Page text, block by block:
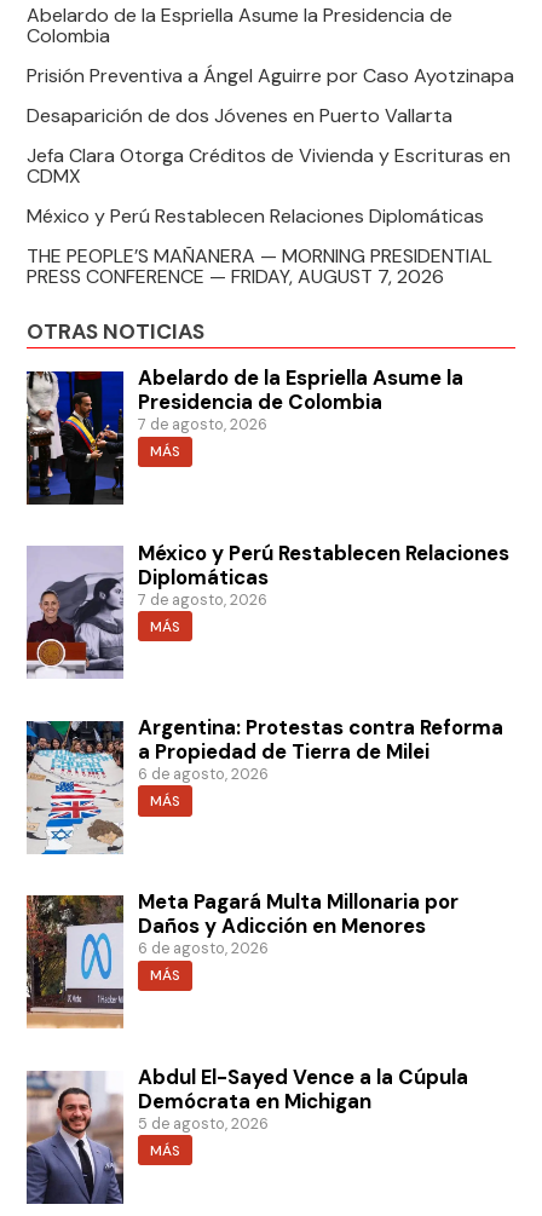
Abelardo de la Espriella Asume la Presidencia de
Colombia
Prisión Preventiva a Ángel Aguirre por Caso Ayotzinapa
Desaparición de dos Jóvenes en Puerto Vallarta
Jefa Clara Otorga Créditos de Vivienda y Escrituras en
CDMX
México y Perú Restablecen Relaciones Diplomáticas
THE PEOPLE’S MAÑANERA — MORNING PRESIDENTIAL
PRESS CONFERENCE — FRIDAY, AUGUST 7, 2026
OTRAS NOTICIAS
Abelardo de la Espriella Asume la
Presidencia de Colombia
7 de agosto, 2026
MÁS
México y Perú Restablecen Relaciones
Diplomáticas
7 de agosto, 2026
MÁS
Argentina: Protestas contra Reforma
a Propiedad de Tierra de Milei
6 de agosto, 2026
MÁS
Meta Pagará Multa Millonaria por
Daños y Adicción en Menores
6 de agosto, 2026
MÁS
Abdul El-Sayed Vence a la Cúpula
Demócrata en Michigan
5 de agosto, 2026
MÁS